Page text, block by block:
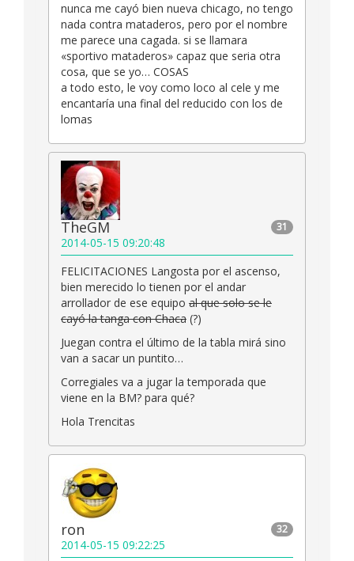
nunca me cayó bien nueva chicago, no tengo
nada contra mataderos, pero por el nombre
me parece una cagada. si se llamara
«sportivo mataderos» capaz que seria otra
cosa, que se yo… COSAS
a todo esto, le voy como loco al cele y me
encantaría una final del reducido con los de
lomas
31
TheGM
2014-05-15 09:20:48
FELICITACIONES Langosta por el ascenso,
bien merecido lo tienen por el andar
arrollador de ese equipo al que solo se le
cayó la tanga con Chaca (?)
Juegan contra el último de la tabla mirá sino
van a sacar un puntito…
Corregiales va a jugar la temporada que
viene en la BM? para qué?
Hola Trencitas
32
ron
2014-05-15 09:22:25